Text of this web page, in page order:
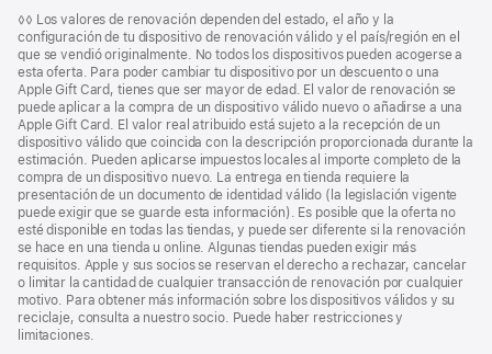
página
Nota
a
pie
de
página
◊◊ Los valores de renovación dependen del estado, el año y la
configuración de tu dispositivo de renovación válido y el país/región en el
que se vendió originalmente. No todos los dispositivos pueden acogerse a
esta oferta. Para poder cambiar tu dispositivo por un descuento o una
Apple Gift Card, tienes que ser mayor de edad. El valor de renovación se
puede aplicar a la compra de un dispositivo válido nuevo o añadirse a una
Apple Gift Card. El valor real atribuido está sujeto a la recepción de un
dispositivo válido que coincida con la descripción proporcionada durante la
estimación. Pueden aplicarse impuestos locales al importe completo de la
compra de un dispositivo nuevo. La entrega en tienda requiere la
presentación de un documento de identidad válido (la legislación vigente
puede exigir que se guarde esta información). Es posible que la oferta no
esté disponible en todas las tiendas, y puede ser diferente si la renovación
se hace en una tienda u online. Algunas tiendas pueden exigir más
requisitos. Apple y sus socios se reservan el derecho a rechazar, cancelar
o limitar la cantidad de cualquier transacción de renovación por cualquier
motivo. Para obtener más información sobre los dispositivos válidos y su
reciclaje, consulta a nuestro socio. Puede haber restricciones y
limitaciones.